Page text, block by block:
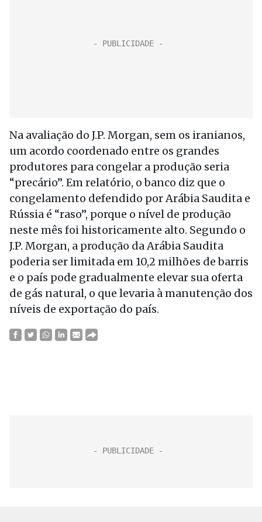
Na avaliação do J.P. Morgan, sem os iranianos,
um acordo coordenado entre os grandes
produtores para congelar a produção seria
“precário”. Em relatório, o banco diz que o
congelamento defendido por Arábia Saudita e
Rússia é “raso”, porque o nível de produção
neste mês foi historicamente alto. Segundo o
J.P. Morgan, a produção da Arábia Saudita
poderia ser limitada em 10,2 milhões de barris
e o país pode gradualmente elevar sua oferta
de gás natural, o que levaria à manutenção dos
níveis de exportação do país.